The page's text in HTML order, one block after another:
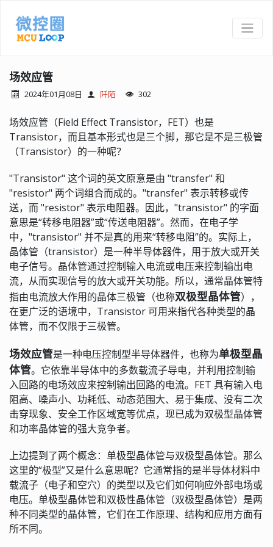
场效应管
2024年01月08日 阡陌 302
场效应管（Field Effect Transistor，FET）也是
Transistor，而且基本形式也是三个脚，那它是不是三极管
（Transistor）的一种呢？
"Transistor" 这个词的英文原意是由 "transfer" 和
"resistor" 两个词组合而成的。"transfer" 表示转移或传
送，而 "resistor" 表示电阻器。因此，"transistor" 的字面
意思是“转移电阻器”或“传送电阻器”。然而，在电子学
中，"transistor" 并不是真的用来“转移电阻”的。实际上，
晶体管（transistor）是一种半导体器件，用于放大或开关
电子信号。晶体管通过控制输入电流或电压来控制输出电
流，从而实现信号的放大或开关功能。所以，通常晶体管特
指由电流放大作用的晶体三极管（也称双极型晶体管），
在更广泛的语境中，Transistor 可用来指代各种类型的晶
体管，而不仅限于三极管。
场效应管是一种电压控制型半导体器件，也称为单极型晶
体管。它依靠半导体中的多数载流子导电，并利用控制输
入回路的电场效应来控制输出回路的电流。FET 具有输入电
阻高、噪声小、功耗低、动态范围大、易于集成、没有二次
击穿现象、安全工作区域宽等优点，现已成为双极型晶体管
和功率晶体管的强大竞争者。
上边提到了两个概念：单极型晶体管与双极型晶体管。那么
这里的“极型”又是什么意思呢？它通常指的是半导体材料中
载流子（电子和空穴）的类型以及它们如何响应外部电场或
电压。单极型晶体管和双极性晶体管（双极型晶体管）是两
种不同类型的晶体管，它们在工作原理、结构和应用方面有
所不同。